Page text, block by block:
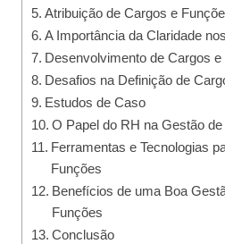
Atribuição de Cargos e
A Importância da Claridade
Desenvolvimento de Cargos e
Desafios na Definição de
Estudos de Caso
O Papel do RH na Gestão
Ferramentas e Tecnologias
Funções
Benefícios de uma Boa
Funções
Conclusão